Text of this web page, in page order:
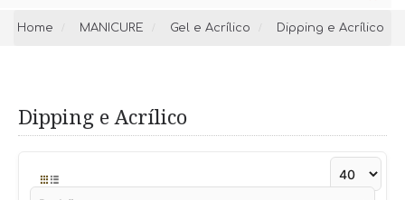
Home MANICURE Gel e Acrílico Dipping e Acrílico
Dipping e Acrílico